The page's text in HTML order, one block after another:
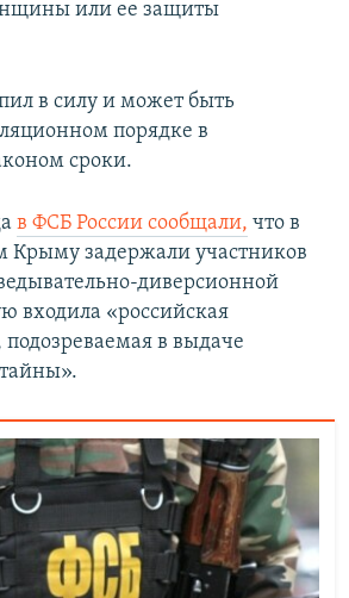
или ее защиты
в силу и может быть
порядке в
сроки.
в ФСБ России сообщали, что в
Крыму задержали участников
диверсионной
входила «российская
в выдаче